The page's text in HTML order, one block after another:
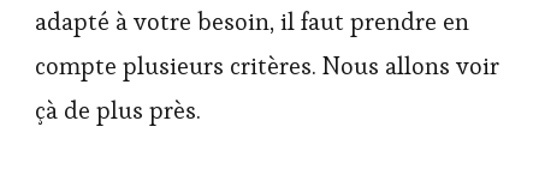
adapté à votre besoin, il faut prendre en
compte plusieurs critères. Nous allons voir
çà de plus près.